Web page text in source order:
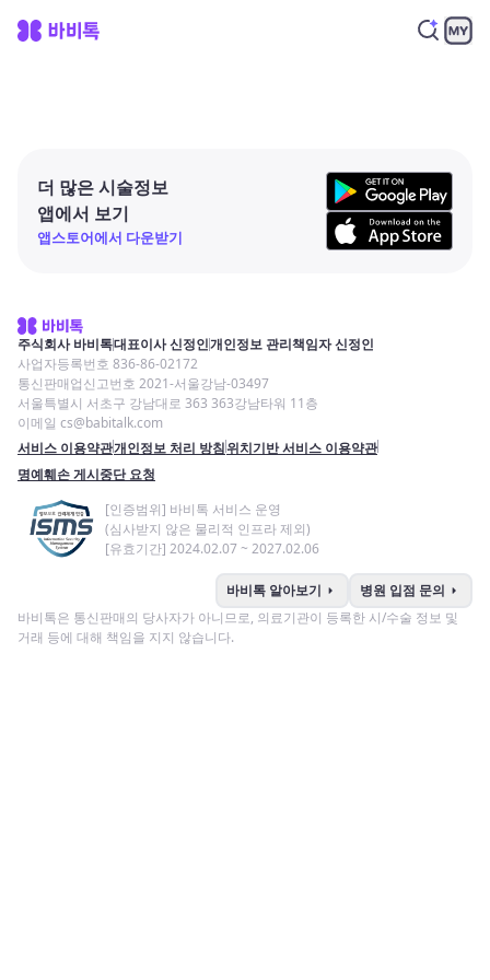
더 많은 시술정보
앱에서 보기
앱스토어에서 다운받기
주식회사 바비톡대표이사 신정인개인정보 관리책임자 신정인
사업자등록번호 836-86-02172
통신판매업신고번호 2021-서울강남-03497
서울특별시 서초구 강남대로 363 363강남타워 11층
이메일 cs@babitalk.com
서비스 이용약관개인정보 처리 방침위치기반 서비스 이용약관
명예훼손 게시중단 요청
[인증범위] 바비톡 서비스 운영
(심사받지 않은 물리적 인프라 제외)
[유효기간] 2024.02.07 ~ 2027.02.06
바비톡 알아보기 arrow_right 병원 입점 문의 arrow_right
바비톡은 통신판매의 당사자가 아니므로, 의료기관이 등록한 시/수술 정보 및
거래 등에 대해 책임을 지지 않습니다.